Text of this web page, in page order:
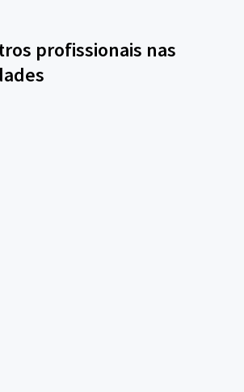
profissionais nas